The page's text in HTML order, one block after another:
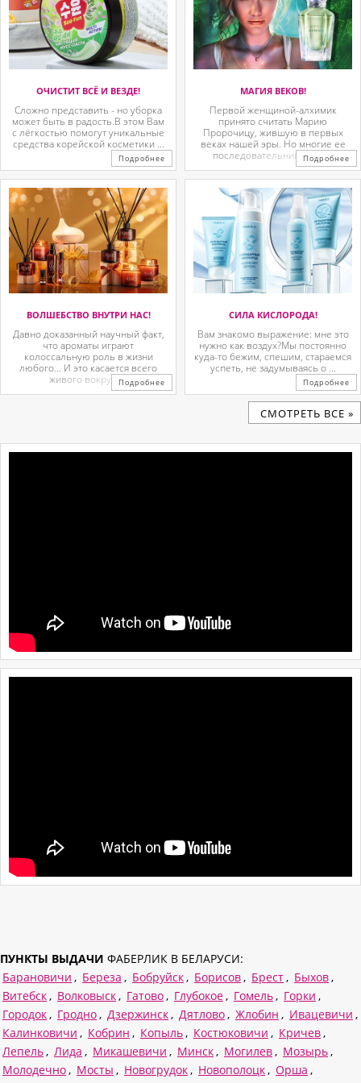
ОЧИСТИТ ВСЁ И ВЕЗДЕ!
Сложно представить - но уборка
может быть в радость.В этом Вам
с лёгкостью помогут уникальные
средства корейской косметики ...
Подробнее
МАГИЯ ВЕКОВ!
Первой женщиной-алхимик
принято считать Марию
Пророчицу, жившую в первых
веках нашей эры. Но многие ее
последовательницы так ...
Подробнее
ВОЛШЕБСТВО ВНУТРИ НАС!
Давно доказанный научный факт,
что ароматы играют
колоссальную роль в жизни
любого… И это касается всего
живого вокруг. ...Подробнее
СИЛА КИСЛОРОДА!
Вам знакомо выражение: мне это
нужно как воздух?Мы постоянно
куда-то бежим, спешим, стараемся
успеть, не задумываясь о ...
Подробнее
CМОТРЕТЬ ВСЕ »
ПУНКТЫ ВЫДАЧИ ФАБЕРЛИК В БЕЛАРУСИ:
Барановичи , Береза , Бобруйск , Борисов , Брест , Быхов ,
Витебск , Волковыск , Гатово , Глубокое , Гомель , Горки ,
Городок , Гродно , Дзержинск , Дятлово , Жлобин , Ивацевичи ,
Калинковичи , Кобрин , Копыль , Костюковичи , Кричев ,
Лепель , Лида , Микашевичи , Минск , Могилев , Мозырь ,
Молодечно , Мосты , Новогрудок , Новополоцк , Орша ,